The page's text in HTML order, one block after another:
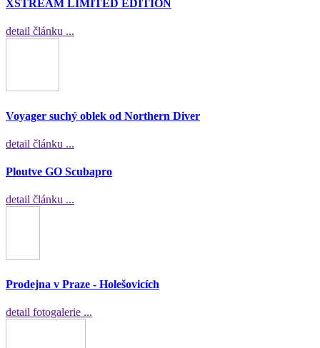
XSTREAM LIMITED EDITION
detail článku ...
Voyager suchý oblek od Northern Diver
detail článku ...
Ploutve GO Scubapro
detail článku ...
Prodejna v Praze - Holešovicích
detail fotogalerie ...